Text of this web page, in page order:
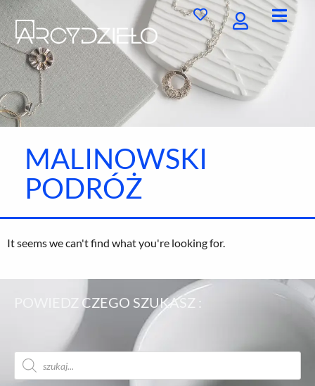
Przejdź
do
treści
MALINOWSKI
PODRÓŻ
It seems we can't find what you're looking for.
POWIEDZ CZEGO SZUKASZ :
Wyszukiwarka
produktów